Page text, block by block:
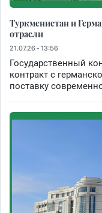
Туркменистан и
отрасли
21.07.26 - 13:56
Государственный
контракт с
поставку